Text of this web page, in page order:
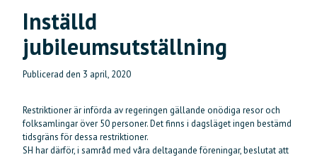
Inställd
jubileumsutställning
Publicerad den 3 april, 2020
Restriktioner är införda av regeringen gällande onödiga resor och
folksamlingar över 50 personer. Det finns i dagsläget ingen bestämd
tidsgräns för dessa restriktioner.
SH har därför, i samråd med våra deltagande föreningar, beslutat att